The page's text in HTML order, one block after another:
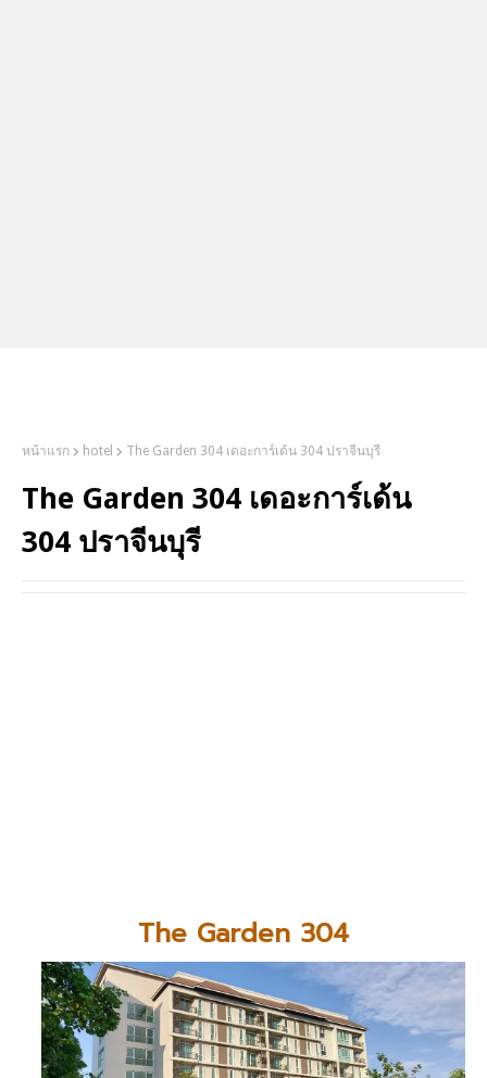
หน้าแรก hotel The Garden 304 เดอะการ์เด้น 304 ปราจีนบุรี
The Garden 304 เดอะการ์เด้น
304 ปราจีนบุรี
The Garden 304